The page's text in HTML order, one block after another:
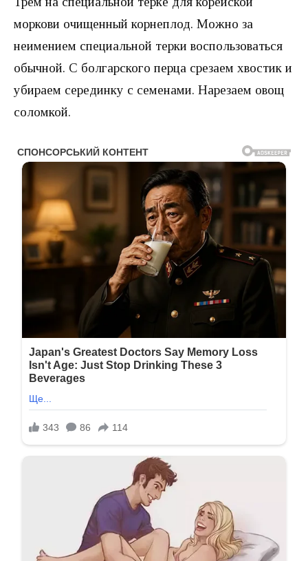
моркови очищенный корнеплод. Можно за
неимением специальной терки воспользоваться
обычной. С болгарского перца срезаем хвостик и
убираем серединку с семенами. Нарезаем овощ
соломкой.